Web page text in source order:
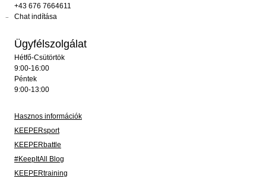
+43 676 7664611
Chat indítása
Ügyfélszolgálat
Hétfő-Csütörtök
9:00-16:00
Péntek
9:00-13:00
Hasznos információk
KEEPERsport
KEEPERbattle
#KeepItAll Blog
KEEPERtraining